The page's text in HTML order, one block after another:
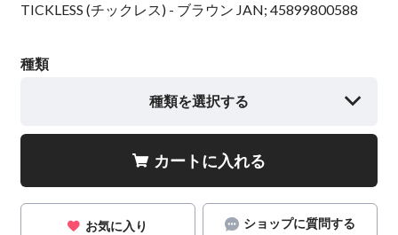
TICKLESS (チックレス) - ブラウン JAN; 45899800588
種類
種類を選択する
カートに入れる
お気に入り ショップに質問する